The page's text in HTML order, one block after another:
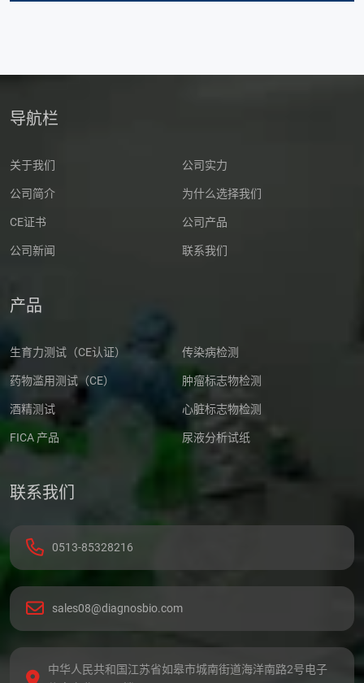
导航栏
关于我们 公司实力
公司简介 为什么选择我们
CE证书 公司产品
公司新闻 联系我们
产品
生育力测试（CE认证） 传染病检测
药物滥用测试（CE） 肿瘤标志物检测
酒精测试 心脏标志物检测
FICA 产品 尿液分析试纸
联系我们
0513-85328216
sales08@diagnosbio.com
中华人民共和国江苏省如皋市城南街道海洋南路2号电子